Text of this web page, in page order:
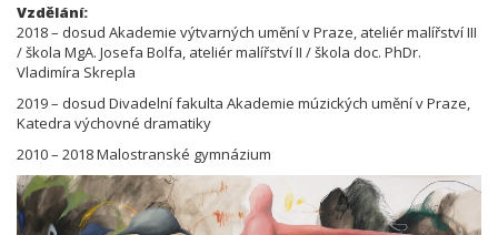
Vzdělání:
2018 – dosud Akademie výtvarných umění v Praze, ateliér malířství III
/ škola MgA. Josefa Bolfa, ateliér malířství II / škola doc. PhDr.
Vladimíra Skrepla
2019 – dosud Divadelní fakulta Akademie múzických umění v Praze,
Katedra výchovné dramatiky
2010 – 2018 Malostranské gymnázium